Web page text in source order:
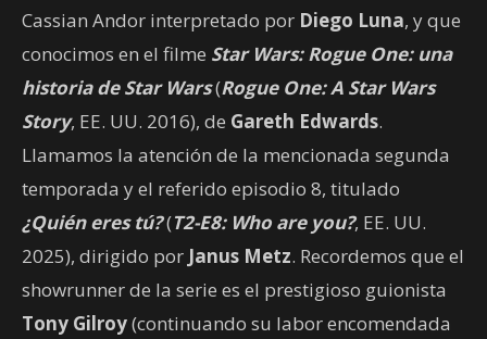
Cassian Andor interpretado por Diego Luna, y que
conocimos en el filme Star Wars: Rogue One: una
historia de Star Wars(Rogue One: A Star Wars
Story, EE. UU. 2016), de Gareth Edwards.
Llamamos la atención de la mencionada segunda
temporada y el referido episodio 8, titulado
¿Quién eres tú?(T2-E8: Who are you?, EE. UU.
2025), dirigido por Janus Metz. Recordemos que el
showrunner de la serie es el prestigioso guionista
Tony Gilroy(continuando su labor encomendada